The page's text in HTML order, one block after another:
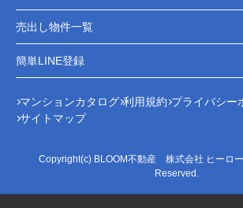
売出し物件一覧
簡単LINE登録
マンションカタログ 利用規約 プライバシー
サイトマップ
Copyright(c) BLOOM不動産 株式会社 ヒーロ
Reserved.